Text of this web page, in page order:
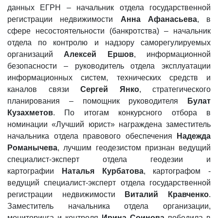
данных ЕГРН – начальник отдела государственной
регистрации недвижимости Анна Афанасьева, в
сфере несостоятельности (банкротства) – начальник
отдела по контролю и надзору саморегулируемых
организаций Алексей Ершов, информационной
безопасности – руководитель отдела эксплуатации
информационных систем, технических средств и
каналов связи Сергей Янко, стратегического
планирования – помощник руководителя
Булат
Кузахметов. По итогам конкурсного отбора в
номинации «Лучший юрист» награждена заместитель
начальника отдела правового обеспечения
Надежда
Романычева, лучшим геодезистом признан ведущий
специалист-эксперт отдела геодезии и
картографии
Наталья Курбатова, картографом -
ведущий специалист-эксперт отдела государственной
регистрации недвижимости
Виталий Кравченко.
Заместитель начальника отдела организации,